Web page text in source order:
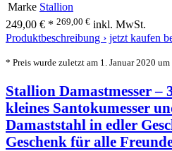
Marke Stallion
249,00 € * 269,00 € inkl. MwSt.
Produktbeschreibung › jetzt kaufen
* Preis wurde zuletzt am 1. Januar 2020
Stallion Damastmesser –
kleines Santokumesser
Damaststahl in edler
Geschenk für alle